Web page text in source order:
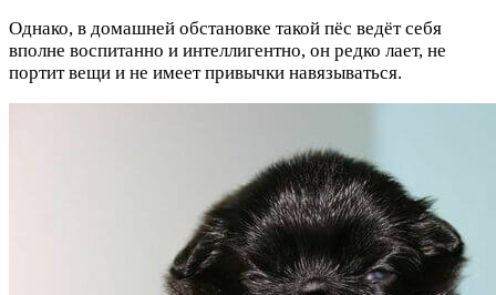
Однако, в домашней обстановке такой пёс ведёт себя
вполне воспитанно и интеллигентно, он редко лает, не
портит вещи и не имеет привычки навязываться.